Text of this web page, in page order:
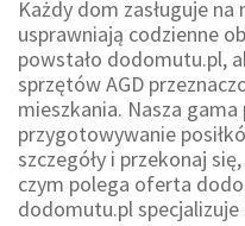
Każdy dom zasługuje
usprawniają codzienne
powstało dodomutu.pl,
sprzętów AGD
mieszkania. Nasza
przygotowywanie
szczegóły i przekonaj
czym polega oferta
dodomutu.pl